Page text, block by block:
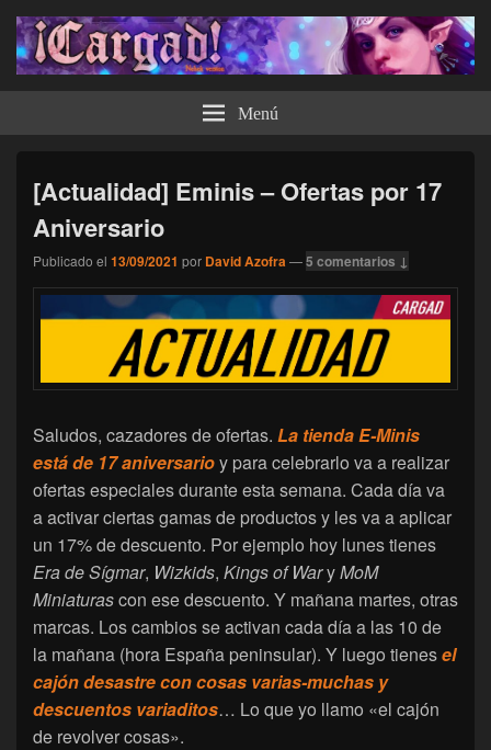
¡Cargad! Menú
[Actualidad] Eminis – Ofertas por 17
Aniversario
Publicado el 13/09/2021 por David Azofra—5 comentarios ↓
Saludos, cazadores de ofertas. La tienda E-Minis
está de 17 aniversarioy para celebrarlo va a realizar
ofertas especiales durante esta semana. Cada día va
a activar ciertas gamas de productos y les va a aplicar
un 17% de descuento. Por ejemplo hoy lunes tienes
Era de Sígmar, Wizkids, Kings of WaryMoM
Miniaturascon ese descuento. Y mañana martes, otras
marcas. Los cambios se activan cada día a las 10 de
la mañana (hora España peninsular). Y luego tienesel
cajón desastre con cosas varias-muchas y
descuentos variaditos… Lo que yo llamo «el cajón
de revolver cosas».